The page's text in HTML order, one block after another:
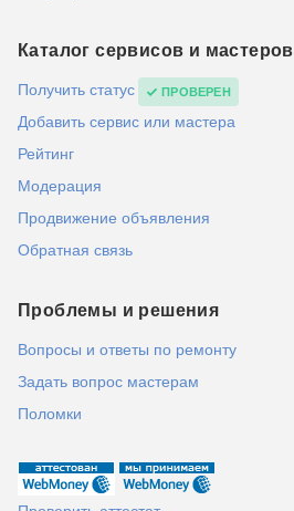
Каталог сервисов и мастеров
Получить статус ПРОВЕРЕН
Добавить сервис или мастера
Рейтинг
Модерация
Продвижение объявления
Обратная связь
Проблемы и решения
Вопросы и ответы по ремонту
Задать вопрос мастерам
Поломки